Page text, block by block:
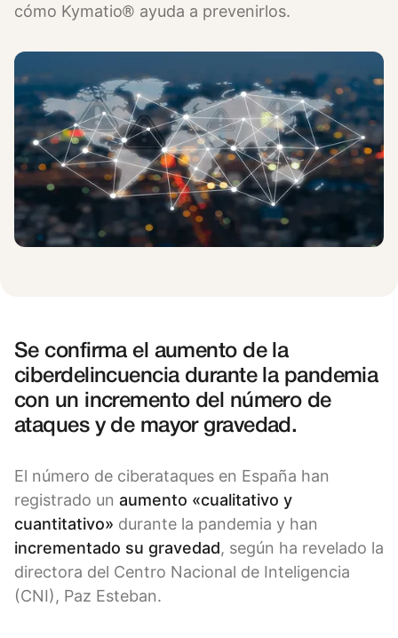
cómo Kymatio® ayuda a prevenirlos.
Se confirma el aumento de la
ciberdelincuencia durante la pandemia
con un incremento del número de
ataques y de mayor gravedad.
El número de ciberataques en España han
registrado un aumento «cualitativo y
cuantitativo» durante la pandemia y han
incrementado su gravedad, según ha revelado la
directora del Centro Nacional de Inteligencia
(CNI), Paz Esteban.